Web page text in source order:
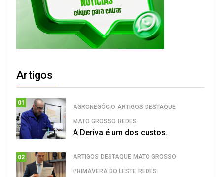
Artigos
01
AGRONEGÓCIO ARTIGOS DESTAQUE
MATO GROSSO REDES
A Deriva é um dos custos.
02 ARTIGOS DESTAQUE MATO GROSSO
PRIMAVERA DO LESTE REDES